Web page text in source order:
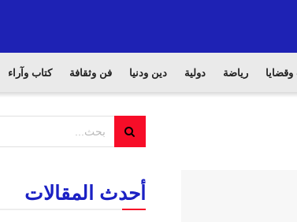
رياضة دولية دين ودنيا فن وثقافة كتاب وآراء
أحدث المقالات